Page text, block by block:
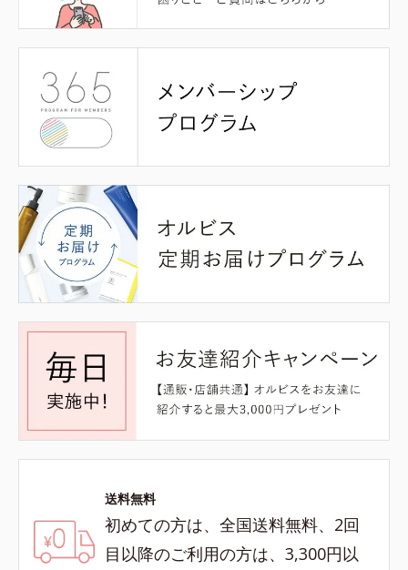
送料無料
初めての方は、全国送料無料、2回
目以降のご利用の方は、3,300円以